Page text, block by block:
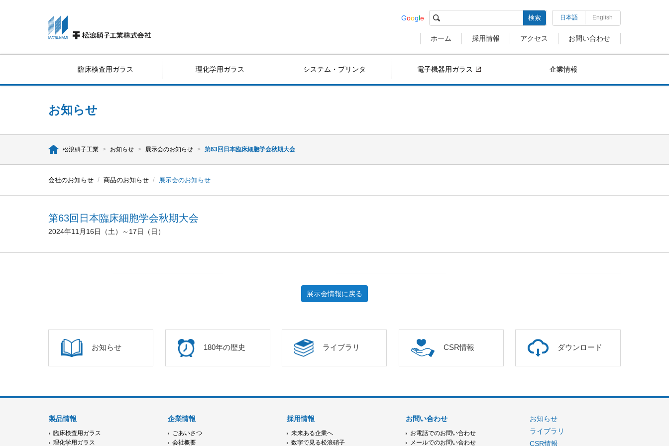
Google 検索 日本語 English
ホーム 採用情報 アクセス お問い合わせ
臨床検査用ガラス 理化学用ガラス システム・プリンタ 電子機器用ガラス 企業情報
お知らせ
松浪硝子工業 > お知らせ > 展示会のお知らせ > 第63回日本臨床細胞学会秋期大会
会社のお知らせ / 商品のお知らせ / 展示会のお知らせ
第63回日本臨床細胞学会秋期大会
2024年11月16日（土）～17日（日）
展示会情報に戻る
お知らせ 180年の歴史 ライブラリ CSR情報 ダウンロード
製品情報
臨床検査用ガラス
理化学用ガラス
企業情報
ごあいさつ
会社概要
採用情報
未来ある企業へ
数字で見る松浪硝子
お問い合わせ
お電話でのお問い合わせ
メールでのお問い合わせ
お知らせ
ライブラリ
CSR情報